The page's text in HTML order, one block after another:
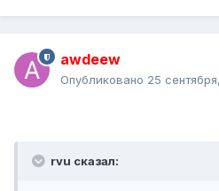
awdeew
Опубликовано 25
rvu сказал: